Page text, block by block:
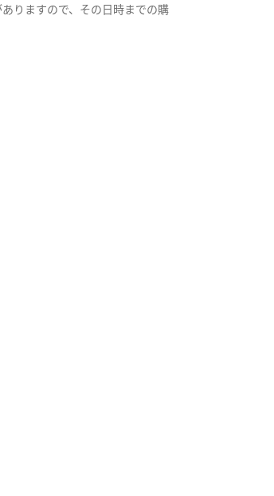
りますので、その日時までの購